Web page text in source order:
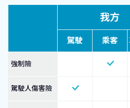
我方
駕駛 乘客
強制險
駕駛人傷害險